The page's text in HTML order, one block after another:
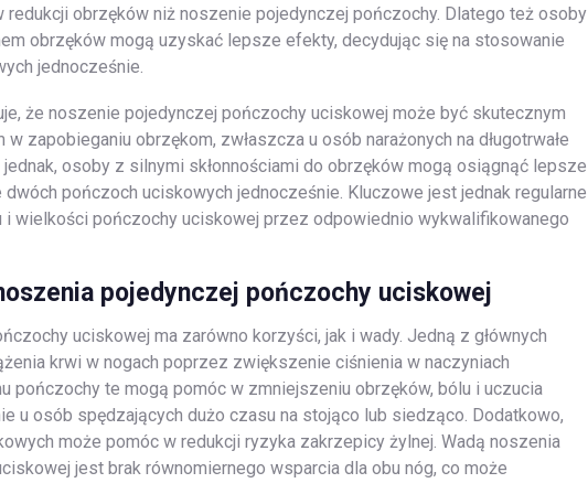
obrzęków niż noszenie pojedynczej pończochy. Dlatego też osoby
obrzęków mogą uzyskać lepsze efekty, decydując się na stosowanie
jednocześnie.
że noszenie pojedynczej pończochy uciskowej może być skutecznym
zapobieganiu obrzękom, zwłaszcza u osób narażonych na długotrwałe
osoby z silnymi skłonnościami do obrzęków mogą osiągnąć lepsze
pończoch uciskowych jednocześnie. Kluczowe jest jednak regularne
wielkości pończochy uciskowej przez odpowiednio wykwalifikowanego
pojedynczej pończochy uciskowej
uciskowej ma zarówno korzyści, jak i wady. Jedną z głównych
krwi w nogach poprzez zwiększenie ciśnienia w naczyniach
pończochy te mogą pomóc w zmniejszeniu obrzęków, bólu i uczucia
u osób spędzających dużo czasu na stojąco lub siedząco. Dodatkowo,
może pomóc w redukcji ryzyka zakrzepicy żylnej. Wadą noszenia
jest brak równomiernego wsparcia dla obu nóg, co może